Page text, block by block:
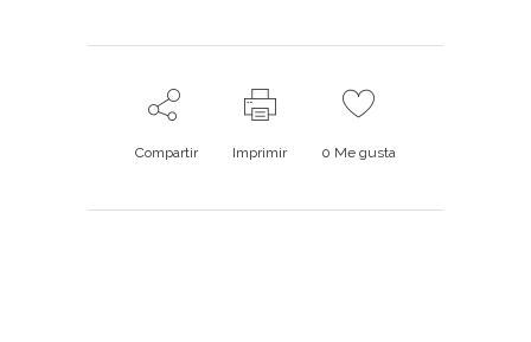
Compartir Imprimir 0 Me gusta